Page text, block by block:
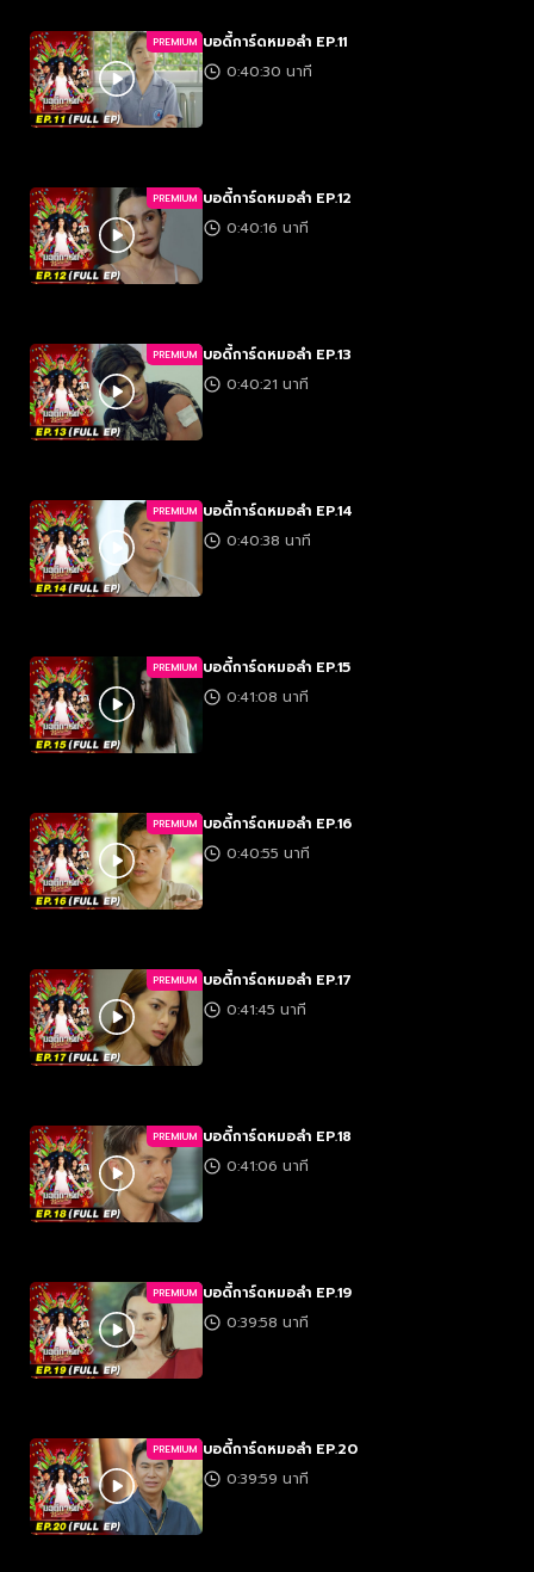
PREMIUM บอดี้การ์ดหมอลำ EP.11
0:40:30 นาที
PREMIUM บอดี้การ์ดหมอลำ EP.12
0:40:16 นาที
PREMIUM บอดี้การ์ดหมอลำ EP.13
0:40:21 นาที
PREMIUM บอดี้การ์ดหมอลำ EP.14
0:40:38 นาที
PREMIUM บอดี้การ์ดหมอลำ EP.15
0:41:08 นาที
PREMIUM บอดี้การ์ดหมอลำ EP.16
0:40:55 นาที
PREMIUM บอดี้การ์ดหมอลำ EP.17
0:41:45 นาที
PREMIUM บอดี้การ์ดหมอลำ EP.18
0:41:06 นาที
PREMIUM บอดี้การ์ดหมอลำ EP.19
0:39:58 นาที
PREMIUM บอดี้การ์ดหมอลำ EP.20
0:39:59 นาที